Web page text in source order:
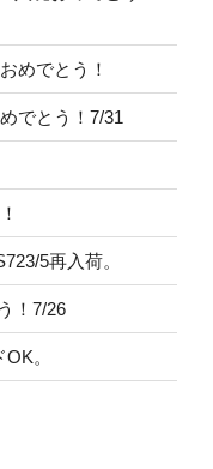
めでとう！
でとう！7/31
5再入荷。
！7/26
。